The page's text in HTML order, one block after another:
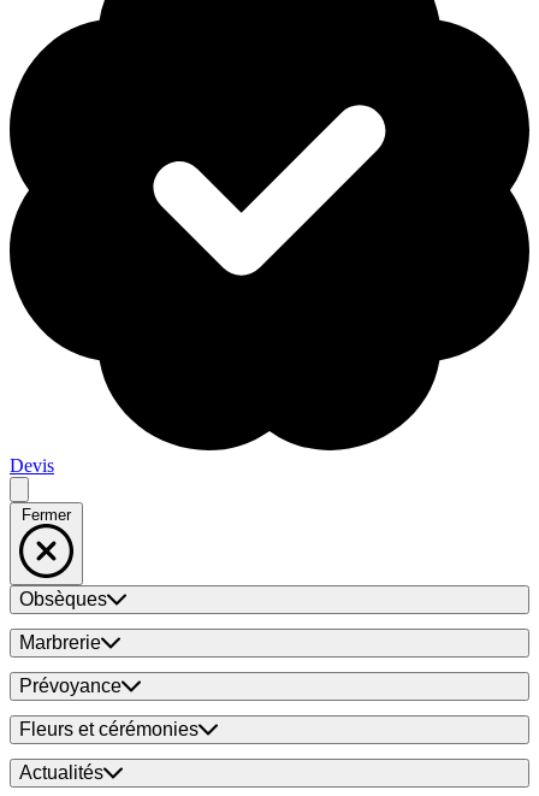
Devis
Fermer
Obsèques
Marbrerie
Prévoyance
Fleurs et cérémonies
Actualités